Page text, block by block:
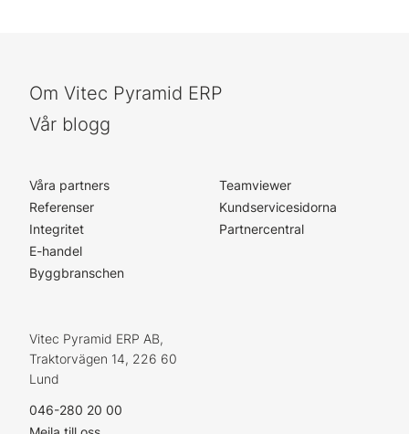
Om Vitec Pyramid ERP
Vår blogg
Våra partners
Referenser
Integritet
E-handel
Byggbranschen
Teamviewer
Kundservicesidorna
Partnercentral
Vitec Pyramid ERP AB,
Traktorvägen 14, 226 60
Lund
046-280 20 00